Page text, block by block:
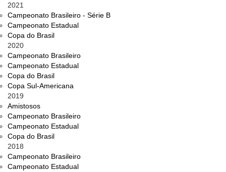
2021
Campeonato Brasileiro - Série B
Campeonato Estadual
Copa do Brasil
2020
Campeonato Brasileiro
Campeonato Estadual
Copa do Brasil
Copa Sul-Americana
2019
Amistosos
Campeonato Brasileiro
Campeonato Estadual
Copa do Brasil
2018
Campeonato Brasileiro
Campeonato Estadual